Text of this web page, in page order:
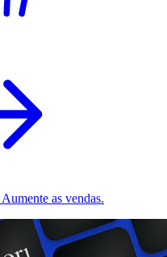
as vendas.